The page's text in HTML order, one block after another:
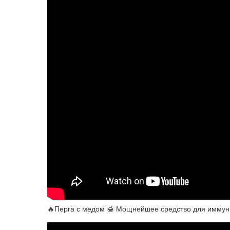
🔥Перга с медом 🍯 Мощнейшее средство для